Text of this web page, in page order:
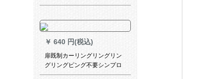
UVカーターの防光遮光リング
ーン【米色布】白纱1米价をプ
レゼにします。
￥ 640 円(税込)
扉既制カーリングリングリン
グリングピング不要シンプロ
モ厚くて手オーダカーターテ